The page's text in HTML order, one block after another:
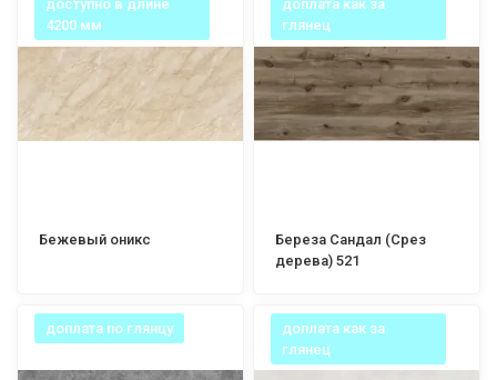
доступно в длине
4200 мм
Бежевый оникс
доплата как за
глянец
Береза Сандал (Срез
дерева) 521
доплата по глянцу
доплата как за
глянец